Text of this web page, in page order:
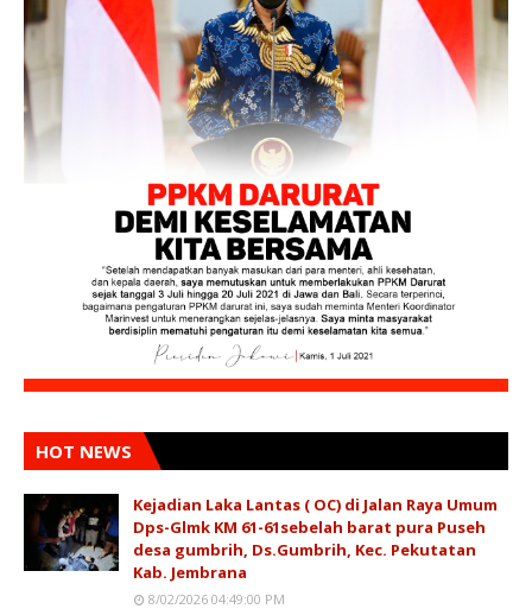
HOT NEWS
Kejadian Laka Lantas ( OC) di Jalan Raya Umum
Dps-Glmk KM 61-61sebelah barat pura Puseh
desa gumbrih, Ds.Gumbrih, Kec. Pekutatan
Kab. Jembrana
8/02/2026 04:49:00 PM